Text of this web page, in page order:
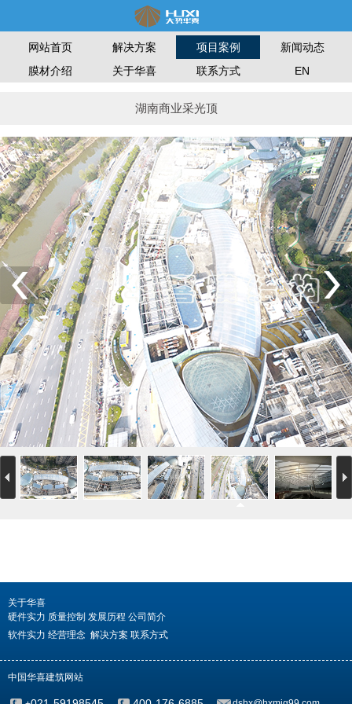
网站首页 解决方案 项目案例
新闻动态
膜材介绍
关于华喜 联系方式 EN
湖南商业采光顶
关于华喜
硬件实力 质量控制 发展历程 公司简介
软件实力 经营理念 解决方案 联系方式
中国华喜建筑网站